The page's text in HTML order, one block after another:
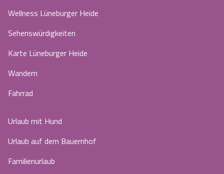
Wellness Lüneburger Heide
Sehenswürdigkeiten
Karte Lüneburger Heide
Wandern
Fahrrad
Urlaub mit Hund
Urlaub auf dem Bauernhof
Familienurlaub